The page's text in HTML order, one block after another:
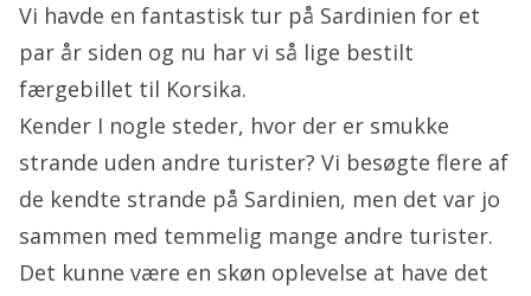
Vi havde en fantastisk tur på Sardinien for et
par år siden og nu har vi så lige bestilt
færgebillet til Korsika.
Kender I nogle steder, hvor der er smukke
strande uden andre turister? Vi besøgte flere af
de kendte strande på Sardinien, men det var jo
sammen med temmelig mange andre turister.
Det kunne være en skøn oplevelse at have det